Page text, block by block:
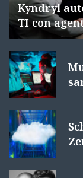
Kyndryl
TI con